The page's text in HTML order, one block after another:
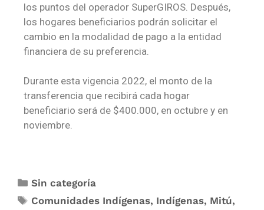
los puntos del operador SuperGIROS. Después,
los hogares beneficiarios podrán solicitar el
cambio en la modalidad de pago a la entidad
financiera de su preferencia.
Durante esta vigencia 2022, el monto de la
transferencia que recibirá cada hogar
beneficiario será de $400.000, en octubre y en
noviembre.
Sin categoría
Comunidades Indígenas, Indígenas, Mitú,